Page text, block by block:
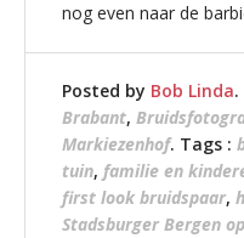
nog even naar de
Posted by Bob Linda
Brabant,
Markiezenhof. Tags :
tuin, familie en
first look bruidspaar,
Stadsburger Bergen